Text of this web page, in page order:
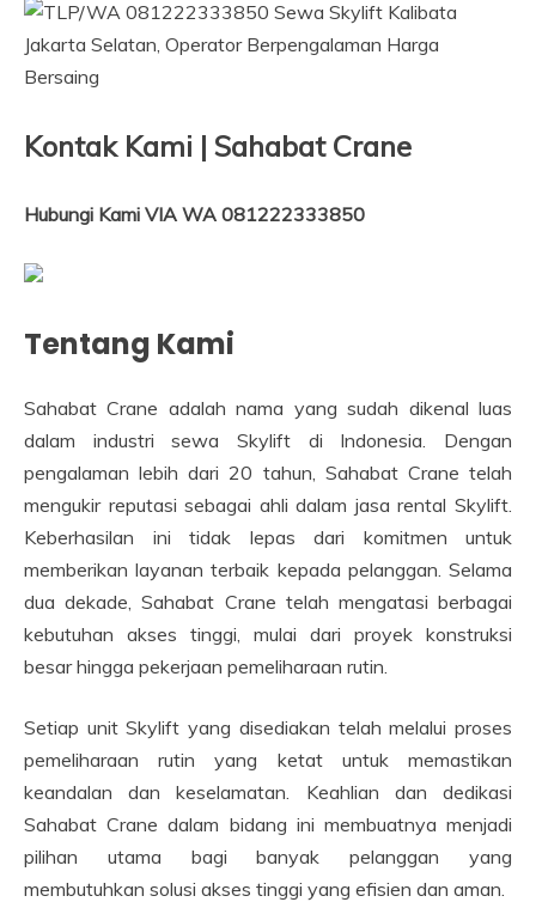
Kontak Kami | Sahabat Crane
Hubungi Kami VIA WA 081222333850
Tentang Kami
Sahabat Crane adalah nama yang sudah dikenal luas
dalam industri sewa Skylift di Indonesia. Dengan
pengalaman lebih dari 20 tahun, Sahabat Crane telah
mengukir reputasi sebagai ahli dalam jasa rental Skylift.
Keberhasilan ini tidak lepas dari komitmen untuk
memberikan layanan terbaik kepada pelanggan. Selama
dua dekade, Sahabat Crane telah mengatasi berbagai
kebutuhan akses tinggi, mulai dari proyek konstruksi
besar hingga pekerjaan pemeliharaan rutin.
Setiap unit Skylift yang disediakan telah melalui proses
pemeliharaan rutin yang ketat untuk memastikan
keandalan dan keselamatan. Keahlian dan dedikasi
Sahabat Crane dalam bidang ini membuatnya menjadi
pilihan utama bagi banyak pelanggan yang
membutuhkan solusi akses tinggi yang efisien dan aman.